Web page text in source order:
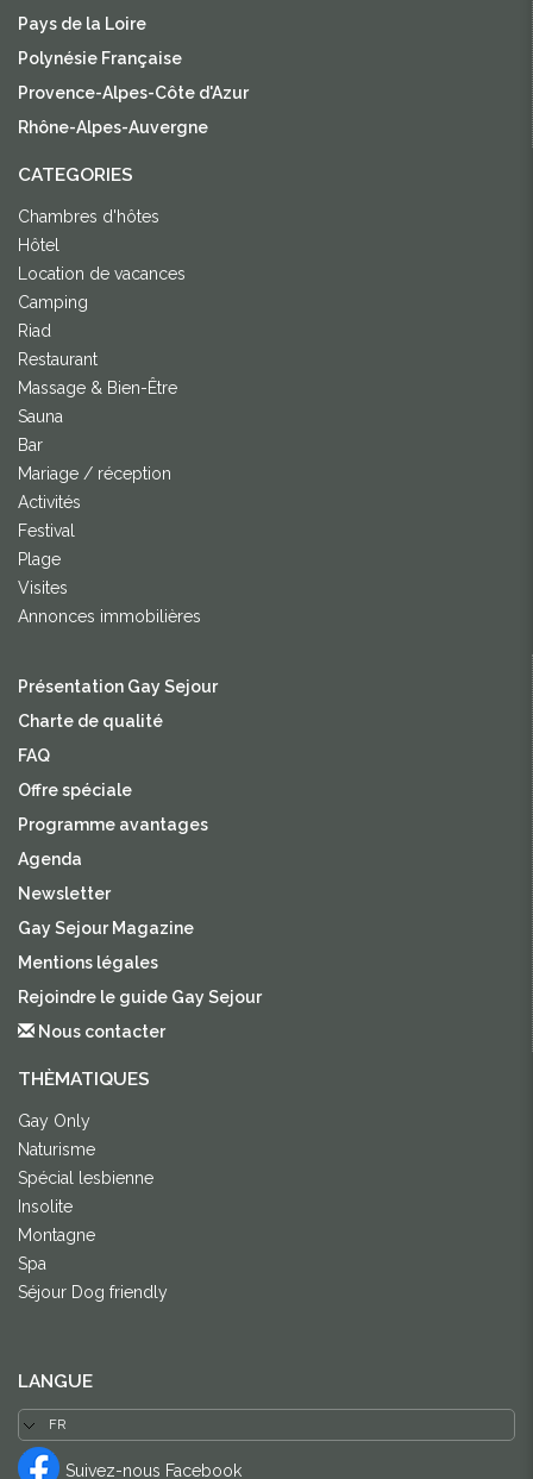
Pays de la Loire
Polynésie Française
Provence-Alpes-Côte d'Azur
Rhône-Alpes-Auvergne
CATEGORIES
Chambres d'hôtes
Hôtel
Location de vacances
Camping
Riad
Restaurant
Massage & Bien-Être
Sauna
Bar
Mariage / réception
Activités
Festival
Plage
Visites
Annonces immobilières
Présentation Gay Sejour
Charte de qualité
FAQ
Offre spéciale
Programme avantages
Agenda
Newsletter
Gay Sejour Magazine
Mentions légales
Rejoindre le guide Gay Sejour
Nous contacter
THÈMATIQUES
Gay Only
Naturisme
Spécial lesbienne
Insolite
Montagne
Spa
Séjour Dog friendly
LANGUE
Suivez-nous Facebook